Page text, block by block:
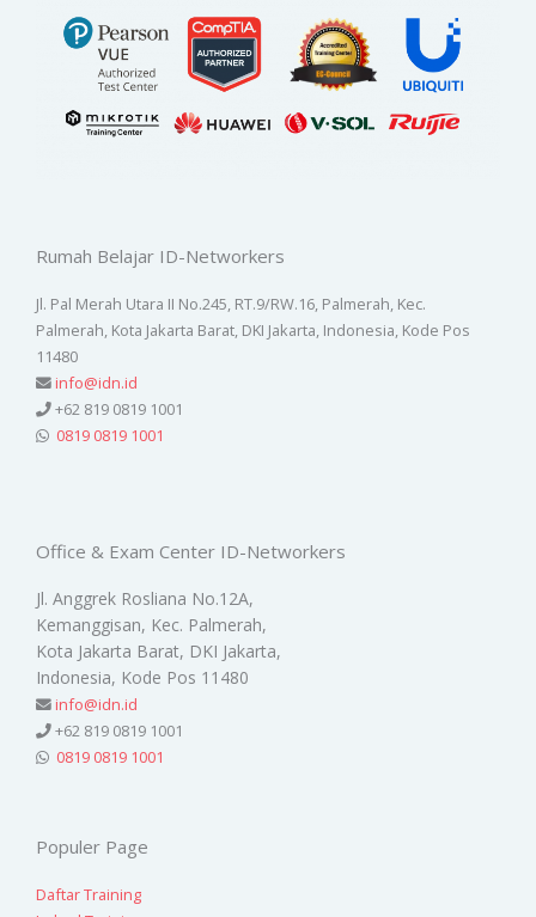
Rumah Belajar ID-Networkers
Jl. Pal Merah Utara II No.245, RT.9/RW.16, Palmerah, Kec.
Palmerah, Kota Jakarta Barat, DKI Jakarta, Indonesia, Kode Pos
11480
info@idn.id
+62 819 0819 1001
0819 0819 1001
Office & Exam Center ID-Networkers
Jl. Anggrek Rosliana No.12A,
Kemanggisan, Kec. Palmerah,
Kota Jakarta Barat, DKI Jakarta,
Indonesia, Kode Pos 11480
info@idn.id
+62 819 0819 1001
0819 0819 1001
Populer Page
Daftar Training